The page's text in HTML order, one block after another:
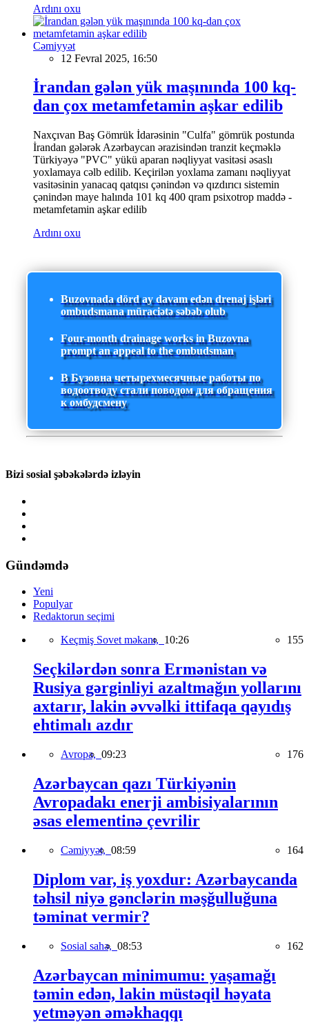
Ardını oxu
Cəmiyyət
12 Fevral 2025, 16:50
İrandan gələn yük maşınında 100 kq-
dan çox metamfetamin aşkar edilib
Naxçıvan Baş Gömrük İdarəsinin "Culfa" gömrük postunda
İrandan gələrək Azərbaycan ərazisindən tranzit keçməklə
Türkiyəyə "PVC" yükü aparan nəqliyyat vasitəsi əsaslı
yoxlamaya cəlb edilib. Keçirilən yoxlama zamanı nəqliyyat
vasitəsinin yanacaq qatqısı çənindən və qızdırıcı sistemin
çənindən maye halında 101 kq 400 qram psixotrop maddə -
metamfetamin aşkar edilib
Ardını oxu
Buzovnada dörd ay davam edən drenaj işləri
ombudsmana müraciətə səbəb olub
Four-month drainage works in Buzovna
prompt an appeal to the ombudsman
В Бузовна четырехмесячные работы по
водоотводу стали поводом для обращения
к омбудсмену
Bizi sosial şəbəkələrdə izləyin
Gündəmdə
Yeni
Populyar
Redaktorun seçimi
Keçmiş Sovet məkanı, 10:26 155
Seçkilərdən sonra Ermənistan və
Rusiya gərginliyi azaltmağın yollarını
axtarır, lakin əvvəlki ittifaqa qayıdış
ehtimalı azdır
Avropa, 09:23 176
Azərbaycan qazı Türkiyənin
Avropadakı enerji ambisiyalarının
əsas elementinə çevrilir
Cəmiyyət, 08:59 164
Diplom var, iş yoxdur: Azərbaycanda
təhsil niyə gənclərin məşğulluğuna
təminat vermir?
Sosial sahə, 08:53 162
Azərbaycan minimumu: yaşamağı
təmin edən, lakin müstəqil həyata
yetməyən əməkhaqqı